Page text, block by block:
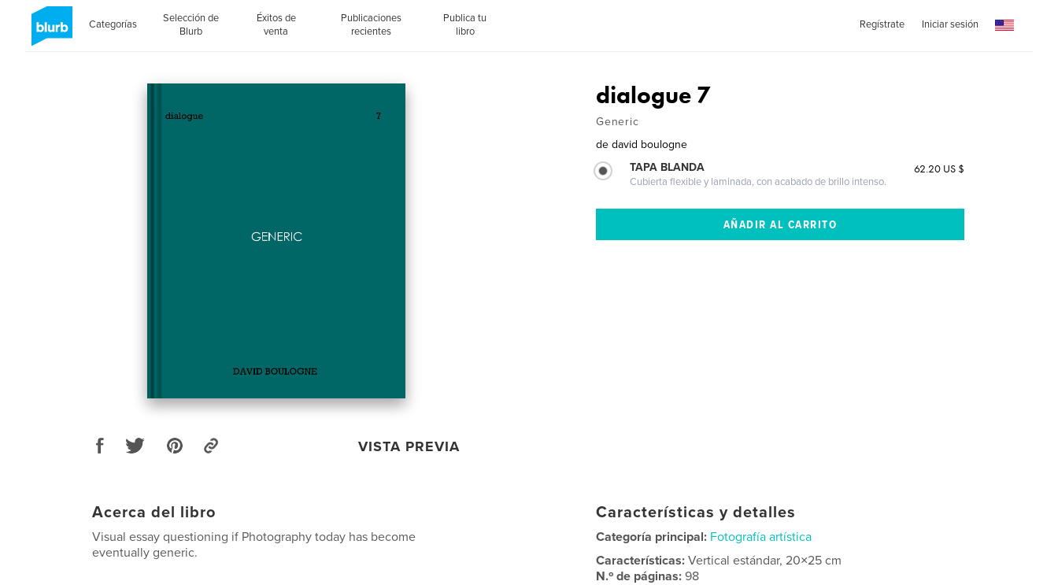
Categorías
Selección de
Blurb
Éxitos de
venta
Publicaciones
recientes
Publica tu
libro
Regístrate Iniciar sesión
VISTA PREVIA
dialogue 7
Generic
de david boulogne
TAPA BLANDA
Cubierta flexible y laminada, con acabado de brillo intenso.
62.20 US $
Acerca del libro
Visual essay questioning if Photography today has become
eventually generic.
Características y detalles
Categoría principal: Fotografía artística
Características:Vertical estándar, 20×25 cm
N.º de páginas:98